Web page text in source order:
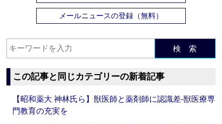
メールニュースの登録（無料）
検 索
この記事と同じカテゴリーの新着記事
【昭和薬大 神林氏ら】獣医師と薬剤師に認識差‐獣医療専
門教育の充実を